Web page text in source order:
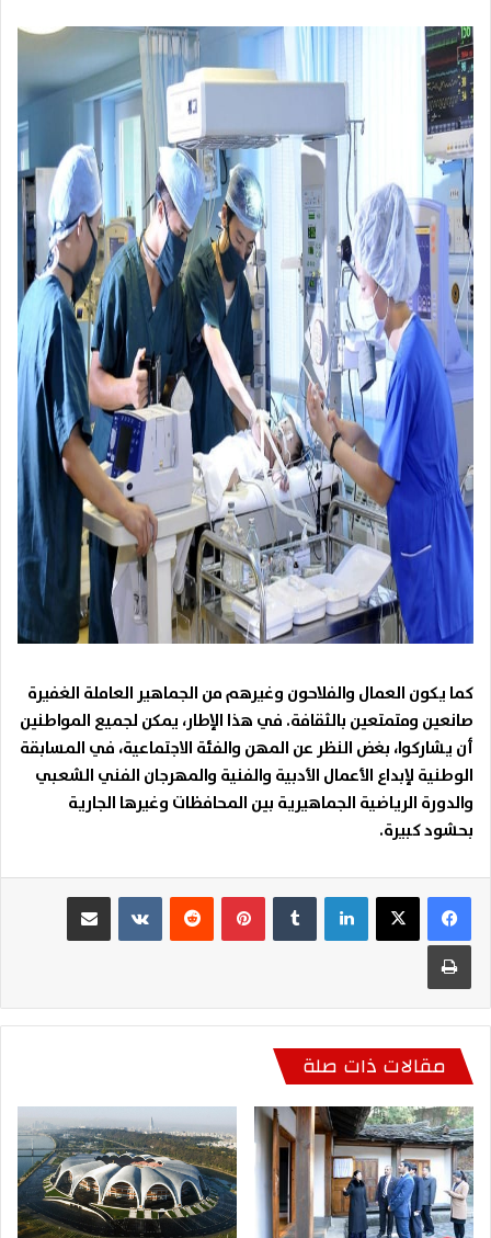
كما يكون العمال والفلاحون وغيرهم من الجماهير العاملة الغفيرة
صانعين ومتمتعين بالثقافة. في هذا الإطار، يمكن لجميع المواطنين
أن يشاركوا، بغض النظر عن المهن والفئة الاجتماعية، في المسابقة
الوطنية لإبداع الأعمال الأدبية والفنية والمهرجان الفني الشعبي
والدورة الرياضية الجماهيرية بين المحافظات وغيرها الجارية
بحشود كبيرة.
لينكدإن بينتيريست مشاركة عبر البريد
طباعة
مقالات ذات صلة